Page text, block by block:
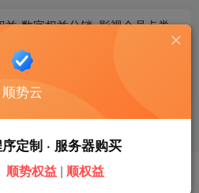
益-数字权益分销_影视会员卡券_
权益资讯
3个月前
明 广告合作 关于我们
顺势云
定制 · 服务器购买
顺势权益 | 顺权益